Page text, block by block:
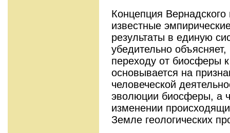
Концепция
известные
результаты в единую
убедительно
переходу от биосферы
основывается на
человеческой
эволюции биосферы, а
изменении
Земле геологических